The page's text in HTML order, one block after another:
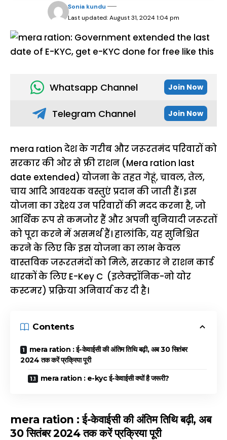
Last updated: August 31, 2024 1:04 pm
Sonia kundu
Whatsapp Channel Join Now
Telegram Channel Join Now
mera ration देश के गरीब और जरूरतमंद परिवारों को
सरकार की ओर से फ्री राशन (Mera ration last
date extended) योजना के तहत गेहूं, चावल, तेल,
चाय आदि आवश्यक वस्तुएं प्रदान की जाती हैं। इस
योजना का उद्देश्य उन परिवारों की मदद करना है, जो
आर्थिक रूप से कमजोर हैं और अपनी बुनियादी जरूरतों
को पूरा करने में असमर्थ हैं। हालांकि, यह सुनिश्चित
करने के लिए कि इस योजना का लाभ केवल
वास्तविक जरूरतमंदों को मिले, सरकार ने राशन कार्ड
धारकों के लिए E-Key C (इलेक्ट्रॉनिक-नो योर
कस्टमर) प्रक्रिया अनिवार्य कर दी है।
Contents
mera ration : ई-केवाईसी की अंतिम तिथि बढ़ी, अब 30 सितंबर
2024 तक करें प्रक्रिया पूरी
mera ration : e-kyc ई-केवाईसी क्यों है जरूरी?
mera ration : ई-केवाईसी की अंतिम तिथि बढ़ी, अब
30 सितंबर 2024 तक करें प्रक्रिया पूरी